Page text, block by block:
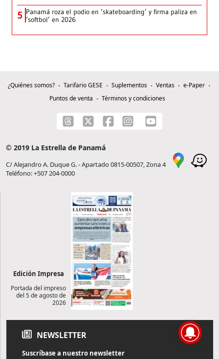
5 Panamá roza el podio en ‘skateboarding’ y firma paliza en
‘softbol’ en 2026
¿Quiénes somos? Tarifario GESE Suplementos Ventas
e-Paper
Puntos de venta
Términos y condiciones
© 2019 La Estrella de Panamá
C/ Alejandro A. Duque G. - Apartado 0815-00507, Zona 4
Teléfono: +507 204-0000
Edición Impresa
Portada del impreso
del 5 de agosto de
2026
NEWSLETTER
Suscríbase a nuestro newsletter